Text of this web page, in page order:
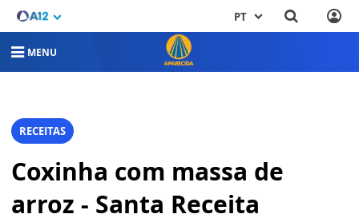
PT
MENU
RECEITAS
Coxinha com massa de
arroz - Santa Receita